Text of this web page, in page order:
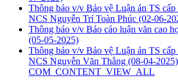
Thông báo v/v Bảo vệ Luận án TS cấp
NCS Nguyễn Trí Toàn Phúc (02-06-
Thông báo v/v Báo cáo luận văn cao
(05-05-2025)
Thông báo v/v Bảo vệ Luận án TS cấp
NCS Nguyễn Văn Thắng (08-04-2025)
COM_CONTENT_VIEW_ALL